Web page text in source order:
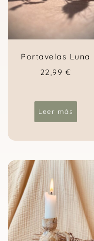
Portavelas Luna
22,99 €
Leer más